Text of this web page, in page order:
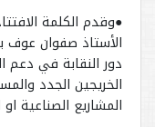
●وقدم الكلمة
الأستاذ صفوان
دور النقابة في دعم
الخريجين الجدد
المشاريع الصناعية او